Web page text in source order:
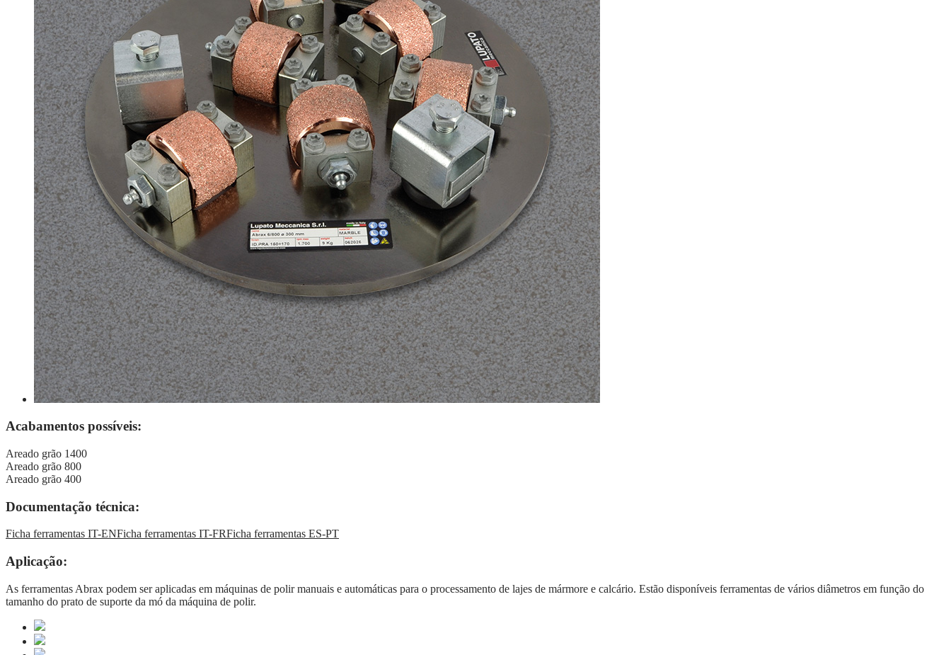
Acabamentos possíveis:
Areado grão 1400
Areado grão 800
Areado grão 400
Documentação técnica:
Ficha ferramentas IT-ENFicha ferramentas IT-FRFicha ferramentas ES-PT
Aplicação:
As ferramentas Abrax podem ser aplicadas em máquinas de polir manuais e automáticas para o processamento de lajes de mármore e calcário. Estão disponíveis ferramentas de vários diâmetros em função do
tamanho do prato de suporte da mó da máquina de polir.